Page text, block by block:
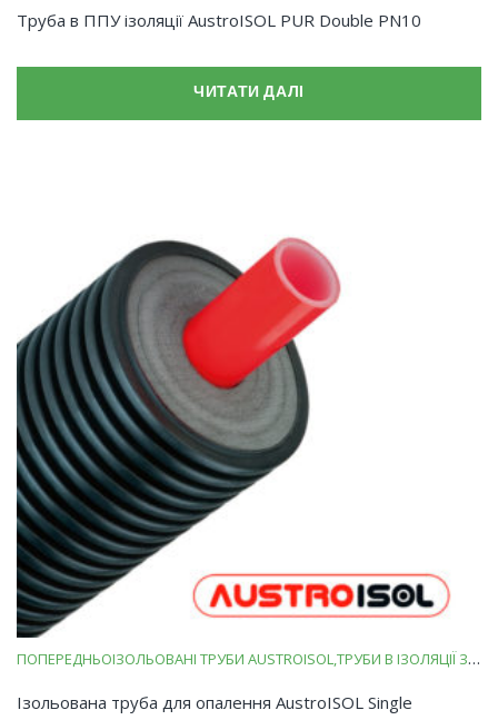
Труба в ППУ ізоляції AustroISOL PUR Double PN10
ЧИТАТИ ДАЛІ
ПОПЕРЕДНЬОІЗОЛЬОВАНІ ТРУБИ AUSTROISOLТРУБИ В ІЗОЛЯЦІЇ ЗІ ВСПІНЕНОГО ПОЛІЕТИЛЕНУ
Ізольована труба для опалення AustroISOL Single